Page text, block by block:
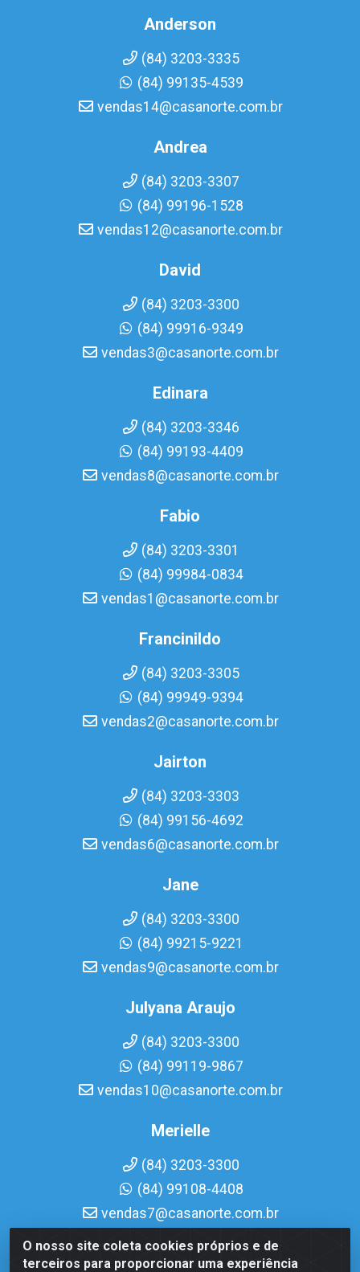
O nosso site coleta cookies próprios e de
terceiros para proporcionar uma experiência
Anderson
(84) 3203-3335
(84) 99135-4539
vendas14@casanorte.com.br
Andrea
(84) 3203-3307
(84) 99196-1528
vendas12@casanorte.com.br
David
(84) 3203-3300
(84) 99916-9349
vendas3@casanorte.com.br
Edinara
(84) 3203-3346
(84) 99193-4409
vendas8@casanorte.com.br
Fabio
(84) 3203-3301
(84) 99984-0834
vendas1@casanorte.com.br
Francinildo
(84) 3203-3305
(84) 99949-9394
vendas2@casanorte.com.br
Jairton
(84) 3203-3303
(84) 99156-4692
vendas6@casanorte.com.br
Jane
(84) 3203-3300
(84) 99215-9221
vendas9@casanorte.com.br
Julyana Araujo
(84) 3203-3300
(84) 99119-9867
vendas10@casanorte.com.br
Merielle
(84) 3203-3300
(84) 99108-4408
vendas7@casanorte.com.br
Casa Norte LTDA - Av. Interventor Mário Câmara, 1815 -